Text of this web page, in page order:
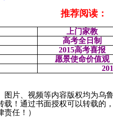
推荐阅读：
上门家教
高考全日制
2015高考喜报
愿景使命价值观
图片、视频等内容版权均为
载！通过书面授权可以转载的
任！）